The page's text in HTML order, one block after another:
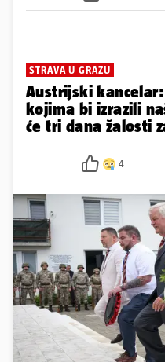
STRAVA U GRAZU
Austrijski
kojima bi izrazili
će tri dana žalosti
4